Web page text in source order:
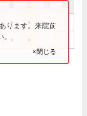
祝
●
ります。来院前
×閉じる